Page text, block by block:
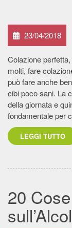
23/04/2018
Colazione
molti, fare
può fare anche
cibi poco sani. La
della giornata e
fondamentale per
LEGGI TUTTO
20
sull’Alcol